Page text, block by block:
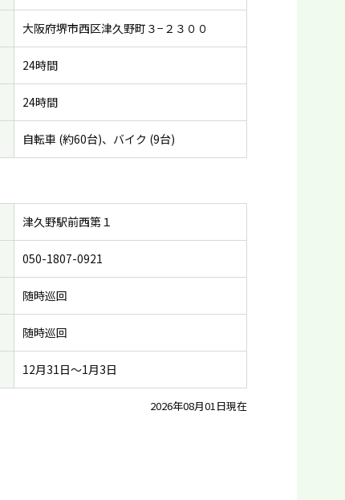
大阪府堺市西区津久野町３−２３００
24時間
24時間
自転車 (約60台)、バイク (9台)
津久野駅前西第１
050-1807-0921
随時巡回
随時巡回
12月31日〜1月3日
2026年08月01日現在